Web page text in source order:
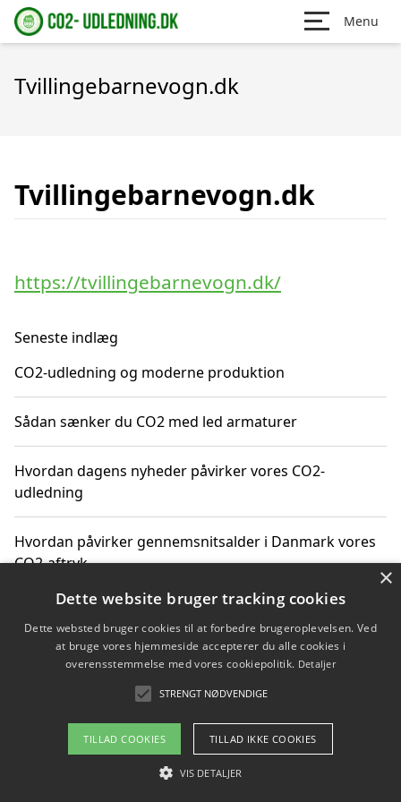
Menu
Tvillingebarnevogn.dk
Tvillingebarnevogn.dk
https://tvillingebarnevogn.dk/
Seneste indlæg
CO2-udledning og moderne produktion
Sådan sænker du CO2 med led armaturer
Hvordan dagens nyheder påvirker vores CO2-
udledning
Hvordan påvirker gennemsnitsalder i Danmark vores
CO2-aftryk
Hvordan nyheder om CO2-udledning påvirker vores
hverdag
Om / kontakt
Blog Betingelser
×
Dette website bruger tracking cookies
Dette websted bruger cookies til at forbedre brugeroplevelsen. Ved
at bruge vores hjemmeside accepterer du alle cookies i
overensstemmelse med vores cookiepolitik. Detaljer
STRENGT NØDVENDIGE
TILLAD COOKIES TILLAD IKKE COOKIES
VIS DETALJER